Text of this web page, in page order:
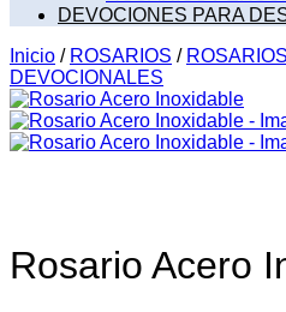
DEVOCIONES PARA
Inicio / ROSARIOS /
DEVOCIONALES
Rosario Acero